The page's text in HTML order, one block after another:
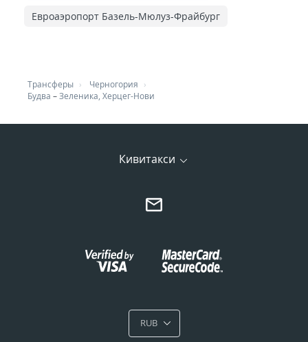
Евроаэропорт Базель-Мюлуз-Фрайбург
Трансферы
Черногория
Будва –Зеленика, Херцег-Нови
Кивитакси
RUB